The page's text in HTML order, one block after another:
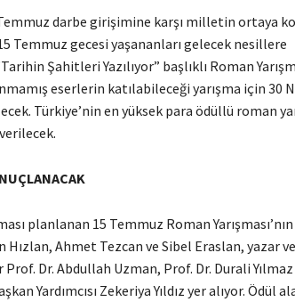
darbe girişimine karşı milletin ortaya
Temmuz gecesi yaşananları gelecek nesillere
Şahitleri Yazılıyor” başlıklı Roman
eserlerin katılabileceği yarışma için 30
Türkiye’nin en yüksek para ödüllü roman
planlanan 15 Temmuz Roman
Ahmet Tezcan ve Sibel Eraslan, yazar
Dr. Abdullah Uzman, Prof. Dr. Durali Yılmaz
Yardımcısı Zekeriya Yıldız yer alıyor. Ödül